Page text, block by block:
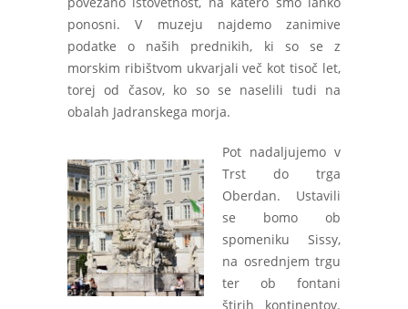
ponosni. V muzeju najdemo zanimive
podatke o naših prednikih, ki so se z
morskim ribištvom ukvarjali več kot tisoč let,
torej od časov, ko so se naselili tudi na
obalah Jadranskega morja.
Pot nadaljujemo v
Trst do trga
Oberdan. Ustavili
se bomo ob
spomeniku Sissy,
na osrednjem trgu
ter ob fontani
štirih kontinentov.